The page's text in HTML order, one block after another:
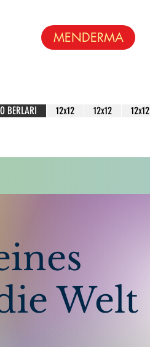
MENDERMA
BERLARI 12x12 12x12 12x12
Welt